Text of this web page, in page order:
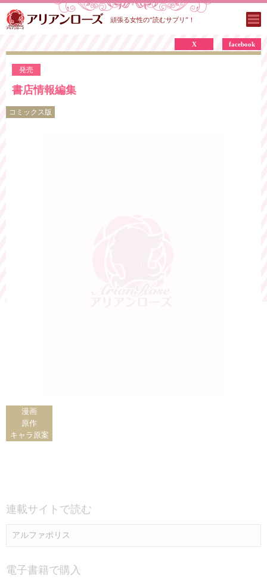
頑張る女性の“読むサプリ”！
発売
X facebook
書店情報編集
コミックス版
漫画
原作
キャラ原案
連載サイトで読む
アルファポリス
電子書籍で購入